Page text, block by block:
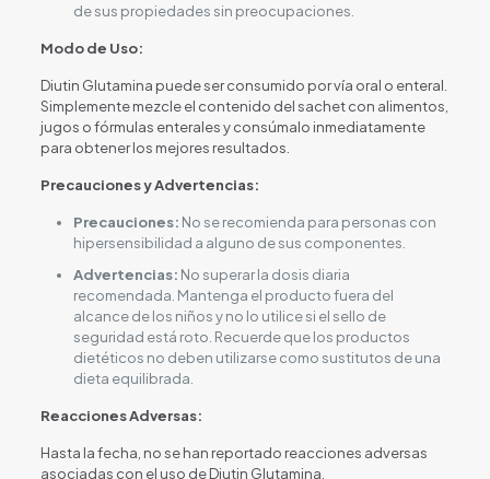
de sus propiedades sin preocupaciones.
Modo de Uso:
Diutin Glutamina puede ser consumido por vía oral o enteral.
Simplemente mezcle el contenido del sachet con alimentos,
jugos o fórmulas enterales y consúmalo inmediatamente
para obtener los mejores resultados.
Precauciones y Advertencias:
Precauciones: No se recomienda para personas con
hipersensibilidad a alguno de sus componentes.
Advertencias: No superar la dosis diaria
recomendada. Mantenga el producto fuera del
alcance de los niños y no lo utilice si el sello de
seguridad está roto. Recuerde que los productos
dietéticos no deben utilizarse como sustitutos de una
dieta equilibrada.
Reacciones Adversas:
Hasta la fecha, no se han reportado reacciones adversas
asociadas con el uso de Diutin Glutamina.